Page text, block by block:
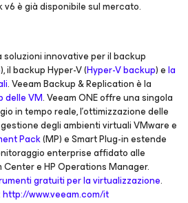
è già disponibile sul mercato.
soluzioni innovative per il backup
), il backup Hyper-V (Hyper-V backup) ela
. Veeam Backup & Replication è la
delle VM. Veeam ONE offre una singola
in tempo reale, l'ottimizzazione delle
degli ambienti virtuali VMware e
Pack(MP) e Smart Plug-in estende
enterprise affidato alle
e HP Operations Manager.
gratuiti per la virtualizzazione.
http://www.veeam.com/it